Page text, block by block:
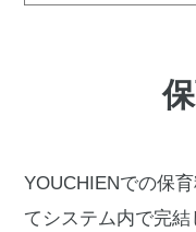
YOUCHIENでの保
てシステム内で完結